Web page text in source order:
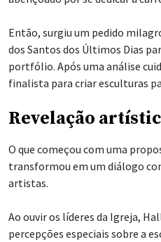
Então, surgiu um pedido
dos Santos dos Últimos Dias
portfólio. Após uma análise
finalista para criar esculturas
Revelação
O que começou com uma
transformou em um diálogo
artistas.
Ao ouvir os líderes da Igreja,
percepções especiais sobre a